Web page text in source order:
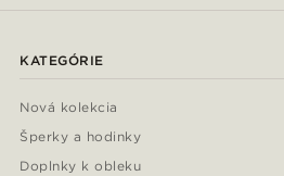
KATEGÓRIE
Nová kolekcia
Šperky a hodinky
Doplnky k obleku